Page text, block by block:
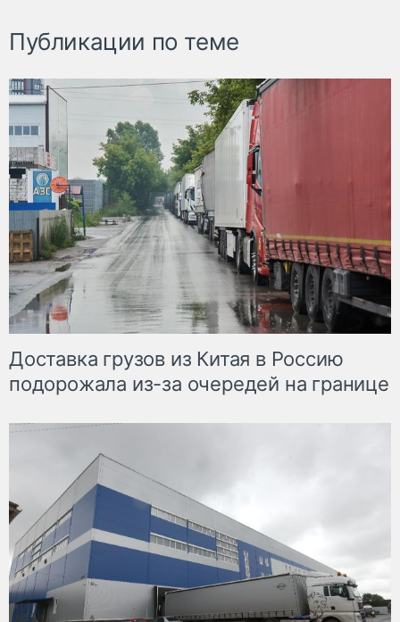
Публикации по теме
Доставка грузов из Китая в Россию
подорожала из-за очередей на границе